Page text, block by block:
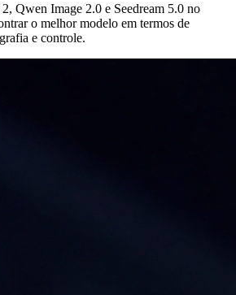
Qwen Image 2.0 e Seedream 5.0 no
o melhor modelo em termos de
e controle.